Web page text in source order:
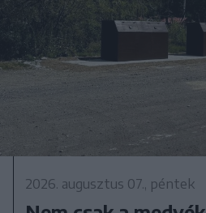
2026. augusztus 07., péntek